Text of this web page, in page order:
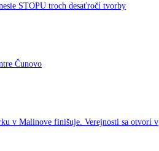
STOPU troch desaťročí tvorby
Čunovo
v Malinove finišuje. Verejnosti sa otvorí v